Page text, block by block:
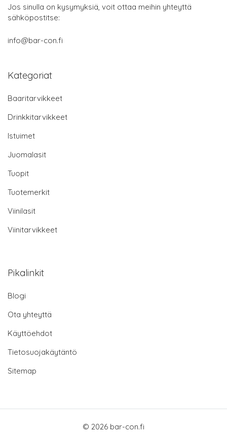
Jos sinulla on kysymyksiä, voit ottaa meihin yhteyttä
sähköpostitse:
info@bar-con.fi
Kategoriat
Baaritarvikkeet
Drinkkitarvikkeet
Istuimet
Juomalasit
Tuopit
Tuotemerkit
Viinilasit
Viinitarvikkeet
Pikalinkit
Blogi
Ota yhteyttä
Käyttöehdot
Tietosuojakäytäntö
Sitemap
© 2026 bar-con.fi